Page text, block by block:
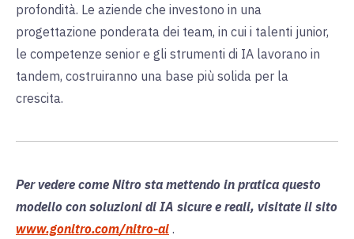
profondità. Le aziende che investono in una
progettazione ponderata dei team, in cui i talenti junior,
le competenze senior e gli strumenti di IA lavorano in
tandem, costruiranno una base più solida per la
crescita.
Per vedere come Nitro sta mettendo in pratica questo
modello con soluzioni di IA sicure e reali, visitate il sito
www.gonitro.com/nitro-ai .